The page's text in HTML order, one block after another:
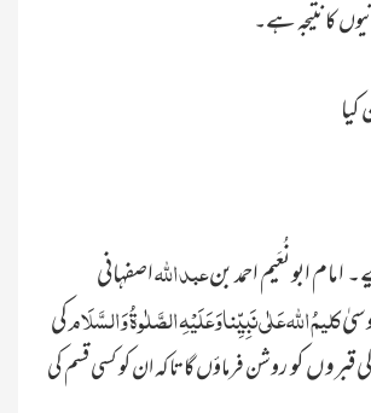
ابو نُعَیم احمد بنعبد اللّٰہاصفہانی
کلیمُ اللّٰہ عَلٰی نَبِیِّناوَعَلَیْہِ الصَّلٰوۃُ وَالسَّلَامکی
قبروں کوروشن فرماؤں گا تاکہ ان کو کسی قسم کی